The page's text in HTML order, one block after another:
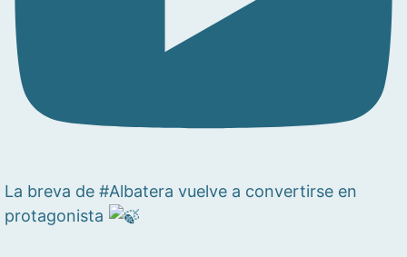
La breva de #Albatera vuelve a convertirse en
protagonista